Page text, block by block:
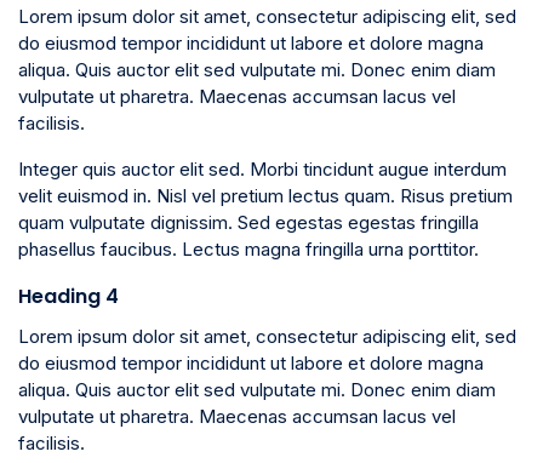
Lorem ipsum dolor sit amet, consectetur adipiscing elit, sed
do eiusmod tempor incididunt ut labore et dolore magna
aliqua. Quis auctor elit sed vulputate mi. Donec enim diam
vulputate ut pharetra. Maecenas accumsan lacus vel
facilisis.
Integer quis auctor elit sed. Morbi tincidunt augue interdum
velit euismod in. Nisl vel pretium lectus quam. Risus pretium
quam vulputate dignissim. Sed egestas egestas fringilla
phasellus faucibus. Lectus magna fringilla urna porttitor.
Heading 4
Lorem ipsum dolor sit amet, consectetur adipiscing elit, sed
do eiusmod tempor incididunt ut labore et dolore magna
aliqua. Quis auctor elit sed vulputate mi. Donec enim diam
vulputate ut pharetra. Maecenas accumsan lacus vel
facilisis.